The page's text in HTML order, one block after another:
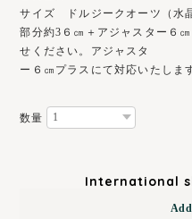
サイズ ドルジークオーツ（
部分約3６㎝＋アジャスター６
せください。アジャスタ
ー６㎝プラスにて対応いたしま
数量
International